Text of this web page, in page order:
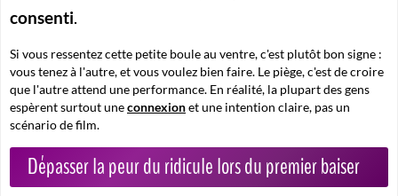
consenti.
Si vous ressentez cette petite boule au ventre, c'est plutôt bon signe :
vous tenez à l'autre, et vous voulez bien faire. Le piège, c'est de croire
que l'autre attend une performance. En réalité, la plupart des gens
espèrent surtout uneconnexionet une intention claire, pas un
scénario de film.
Dépasser la peur du ridicule lors du premier baiser